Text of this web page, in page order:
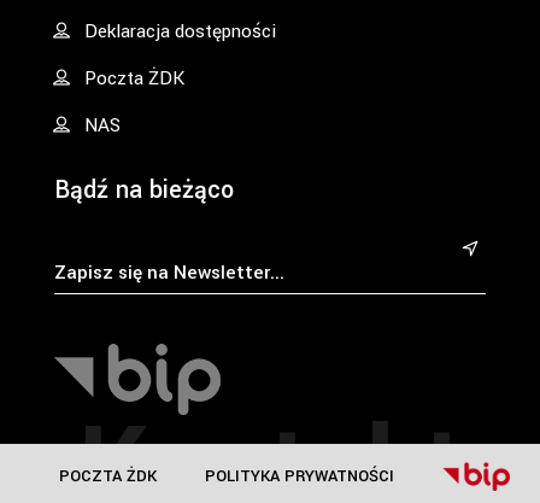
POLITYKA PRYWATNOŚCI
POCZTA ŻDK
Kontakt
Deklaracja dostępności
Poczta ŻDK
NAS
Bądź na bieżąco
&